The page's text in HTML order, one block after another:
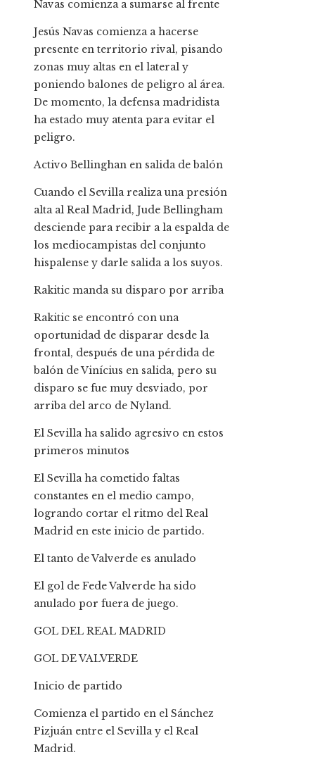
Navas comienza a sumarse al frente
Jesús Navas comienza a hacerse
presente en territorio rival, pisando
zonas muy altas en el lateral y
poniendo balones de peligro al área.
De momento, la defensa madridista
ha estado muy atenta para evitar el
peligro.
Activo Bellinghan en salida de balón
Cuando el Sevilla realiza una presión
alta al Real Madrid, Jude Bellingham
desciende para recibir a la espalda de
los mediocampistas del conjunto
hispalense y darle salida a los suyos.
Rakitic manda su disparo por arriba
Rakitic se encontró con una
oportunidad de disparar desde la
frontal, después de una pérdida de
balón de Vinícius en salida, pero su
disparo se fue muy desviado, por
arriba del arco de Nyland.
El Sevilla ha salido agresivo en estos
primeros minutos
El Sevilla ha cometido faltas
constantes en el medio campo,
logrando cortar el ritmo del Real
Madrid en este inicio de partido.
El tanto de Valverde es anulado
El gol de Fede Valverde ha sido
anulado por fuera de juego.
GOL DEL REAL MADRID
GOL DE VALVERDE
Inicio de partido
Comienza el partido en el Sánchez
Pizjuán entre el Sevilla y el Real
Madrid.